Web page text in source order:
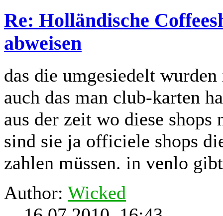
Re: Holländische
abweisen
das die umgesiedelt
auch das man club-karten
aus der zeit wo diese
sind sie ja officiele shops
zahlen müssen. in venlo
Author: Wicked